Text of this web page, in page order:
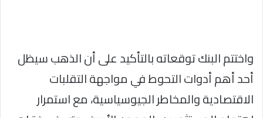
واختتم البنك توقعاته بالتأكيد على أن الذهب سيظل
أحد أهم أدوات التحوط في مواجهة التقلبات
الاقتصادية والمخاطر الجيوسياسية، مع استمرار